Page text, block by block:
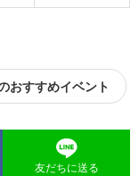
おすすめイベント
友だちに送る